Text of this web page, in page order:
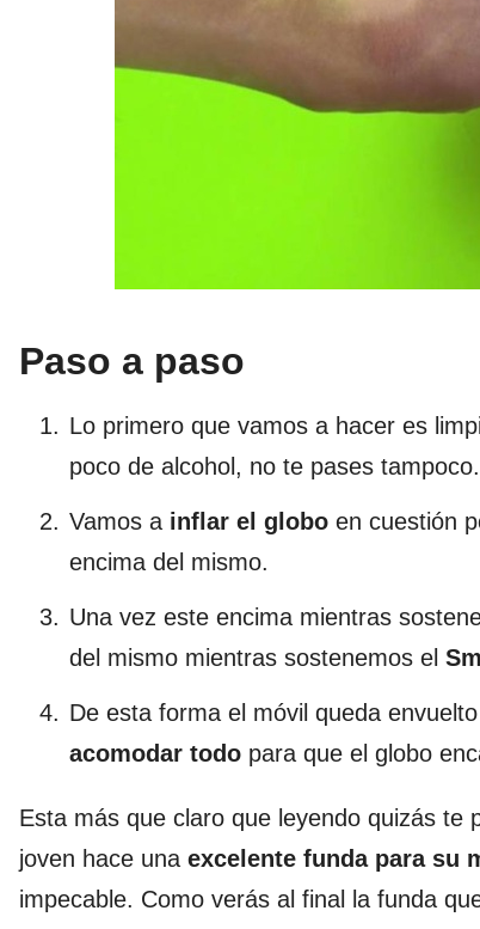
Paso a paso
Lo primero que vamos a hacer es
poco de alcohol, no te pases tampoco.
Vamos a inflar el globo en cuestión
encima del mismo.
Una vez este encima mientras
del mismo mientras sostenemos el
De esta forma el móvil queda
acomodar todo para que el globo
Esta más que claro que leyendo quizás
joven hace una excelente funda para su
impecable. Como verás al final la funda